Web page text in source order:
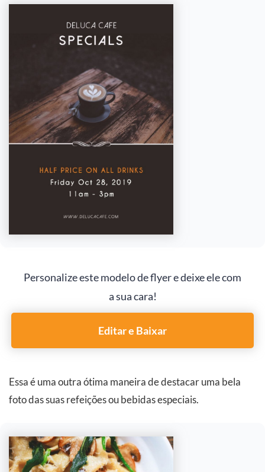
Personalize este modelo de flyer e deixe ele com
a sua cara!
Editar e Baixar
Essa é uma outra ótima maneira de destacar uma bela
foto das suas refeições ou bebidas especiais.